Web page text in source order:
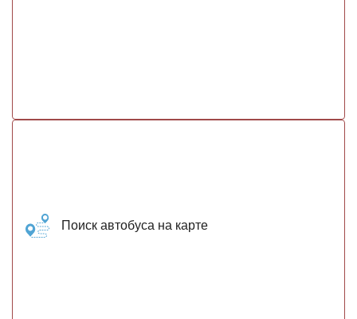
Поиск автобуса на карте